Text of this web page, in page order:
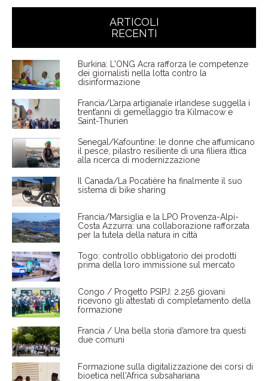
ARTICOLI
RECENTI
Burkina: L'ONG Acra rafforza le competenze
dei giornalisti nella lotta contro la
disinformazione
Francia/L’arpa artigianale irlandese suggella i
trent’anni di gemellaggio tra Kilmacow e
Saint-Thurien
Senegal/Kafountine: le donne che affumicano
il pesce, pilastro resiliente di una filiera ittica
alla ricerca di modernizzazione
Il Canada/La Pocatière ha finalmente il suo
sistema di bike sharing
Francia/Marsiglia e la LPO Provenza-Alpi-
Costa Azzurra: una collaborazione rafforzata
per la tutela della natura in città
Togo: controllo obbligatorio dei prodotti
prima della loro immissione sul mercato
Congo / Progetto PSIPJ: 2.256 giovani
ricevono gli attestati di completamento della
formazione
Francia / Una bella storia d’amore tra questi
due comuni
Formazione sulla digitalizzazione dei corsi di
bioetica nell'Africa subsahariana